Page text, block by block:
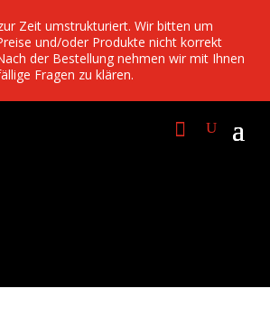
Zeit umstrukturiert. Wir bitten um
und/oder Produkte nicht korrekt
der Bestellung nehmen wir mit Ihnen
Fragen zu klären.